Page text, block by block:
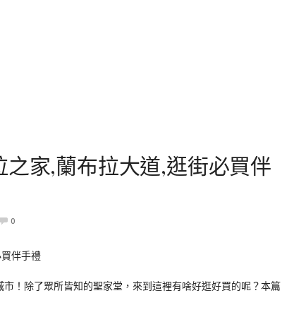
家,蘭布拉大道,逛街必買伴
0
！除了眾所皆知的聖家堂，來到這裡有啥好逛好買的呢？本篇